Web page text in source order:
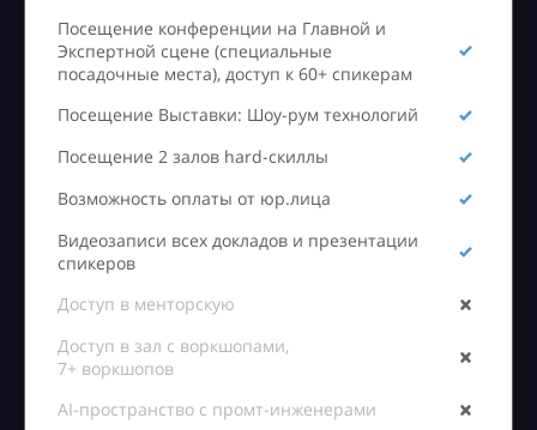
Посещение конференции на Главной и
Экспертной сцене (специальные
посадочные места), доступ к 60+ спикерам
Посещение Выставки: Шоу-рум технологий
Посещение 2 залов hard-скиллы
Возможность оплаты от юр.лица
Видеозаписи всех докладов и презентации
спикеров
Доступ в менторскую
Доступ в зал с воркшопами,
7+ воркшопов
AI-пространство с промт-инженерами